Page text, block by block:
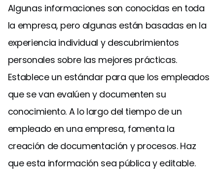
Algunas informaciones son conocidas en toda
la empresa, pero algunas están basadas en la
experiencia individual y descubrimientos
personales sobre las mejores prácticas.
Establece un estándar para que los empleados
que se van evalúen y documenten su
conocimiento. A lo largo del tiempo de un
empleado en una empresa, fomenta la
creación de documentación y procesos. Haz
que esta información sea pública y editable.